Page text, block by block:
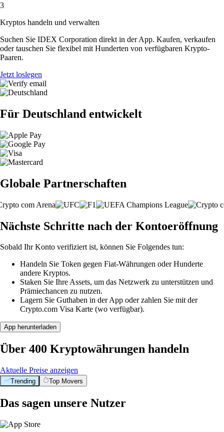
3
Kryptos handeln und verwalten
Suchen Sie IDEX Corporation direkt in der App. Kaufen, verkaufen
oder tauschen Sie flexibel mit Hunderten von verfügbaren Krypto-
Paaren.
Jetzt loslegen
Für Deutschland entwickelt
Globale Partnerschaften
Nächste Schritte nach der Kontoeröffnung
Sobald Ihr Konto verifiziert ist, können Sie Folgendes tun:
Handeln Sie Token gegen Fiat-Währungen oder Hunderte
andere Kryptos.
Staken Sie Ihre Assets, um das Netzwerk zu unterstützen und
Prämiechancen zu nutzen.
Lagern Sie Guthaben in der App oder zahlen Sie mit der
Crypto.com Visa Karte (wo verfügbar).
App herunterladen
Über 400 Kryptowährungen handeln
Aktuelle Preise anzeigen
Trending Top Movers
Das sagen unsere Nutzer